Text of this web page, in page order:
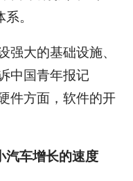
。
大的基础设施、
中国青年报记
件方面，软件的开
车增长的速度